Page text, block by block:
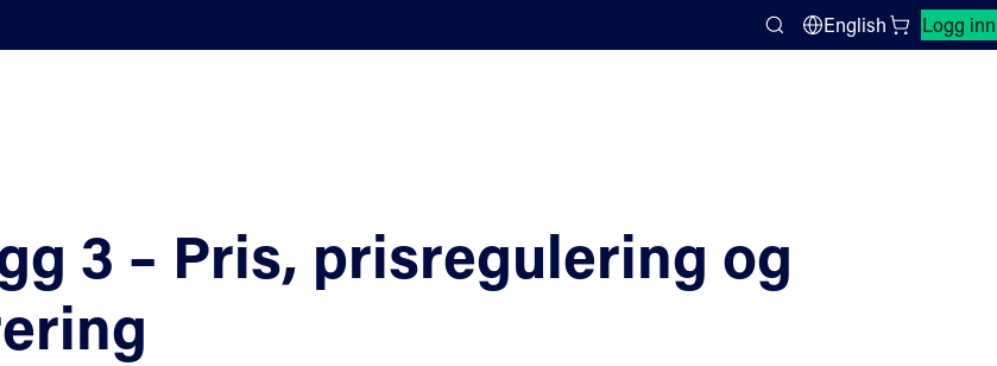
Search
English Logg inn
Lukk søkepanel
3 – Pris, prisregulering og